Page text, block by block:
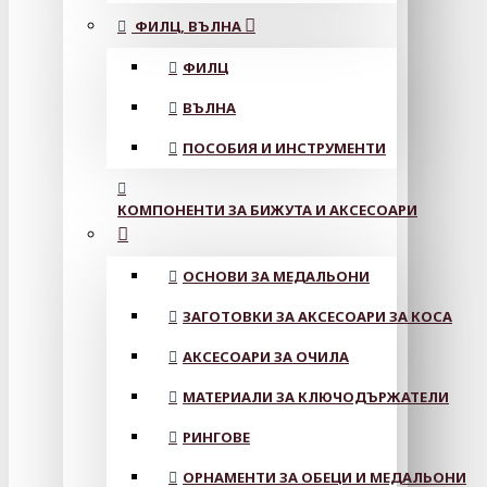
ФИЛЦ, ВЪЛНА
ФИЛЦ
ВЪЛНА
ПОСОБИЯ И ИНСТРУМЕНТИ
КОМПОНЕНТИ ЗА БИЖУТА И АКСЕСОАРИ
ОСНОВИ ЗА МЕДАЛЬОНИ
ЗАГОТОВКИ ЗА АКСЕСОАРИ ЗА КОСА
АКСЕСОАРИ ЗА ОЧИЛА
МАТЕРИАЛИ ЗА КЛЮЧОДЪРЖАТЕЛИ
РИНГОВЕ
ОРНАМЕНТИ ЗА ОБЕЦИ И МЕДАЛЬОНИ